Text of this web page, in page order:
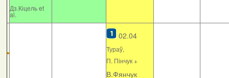
Дз.Кіцель et
al.
02.04
Тураў,
П. Пінчук +
В.Фянчук